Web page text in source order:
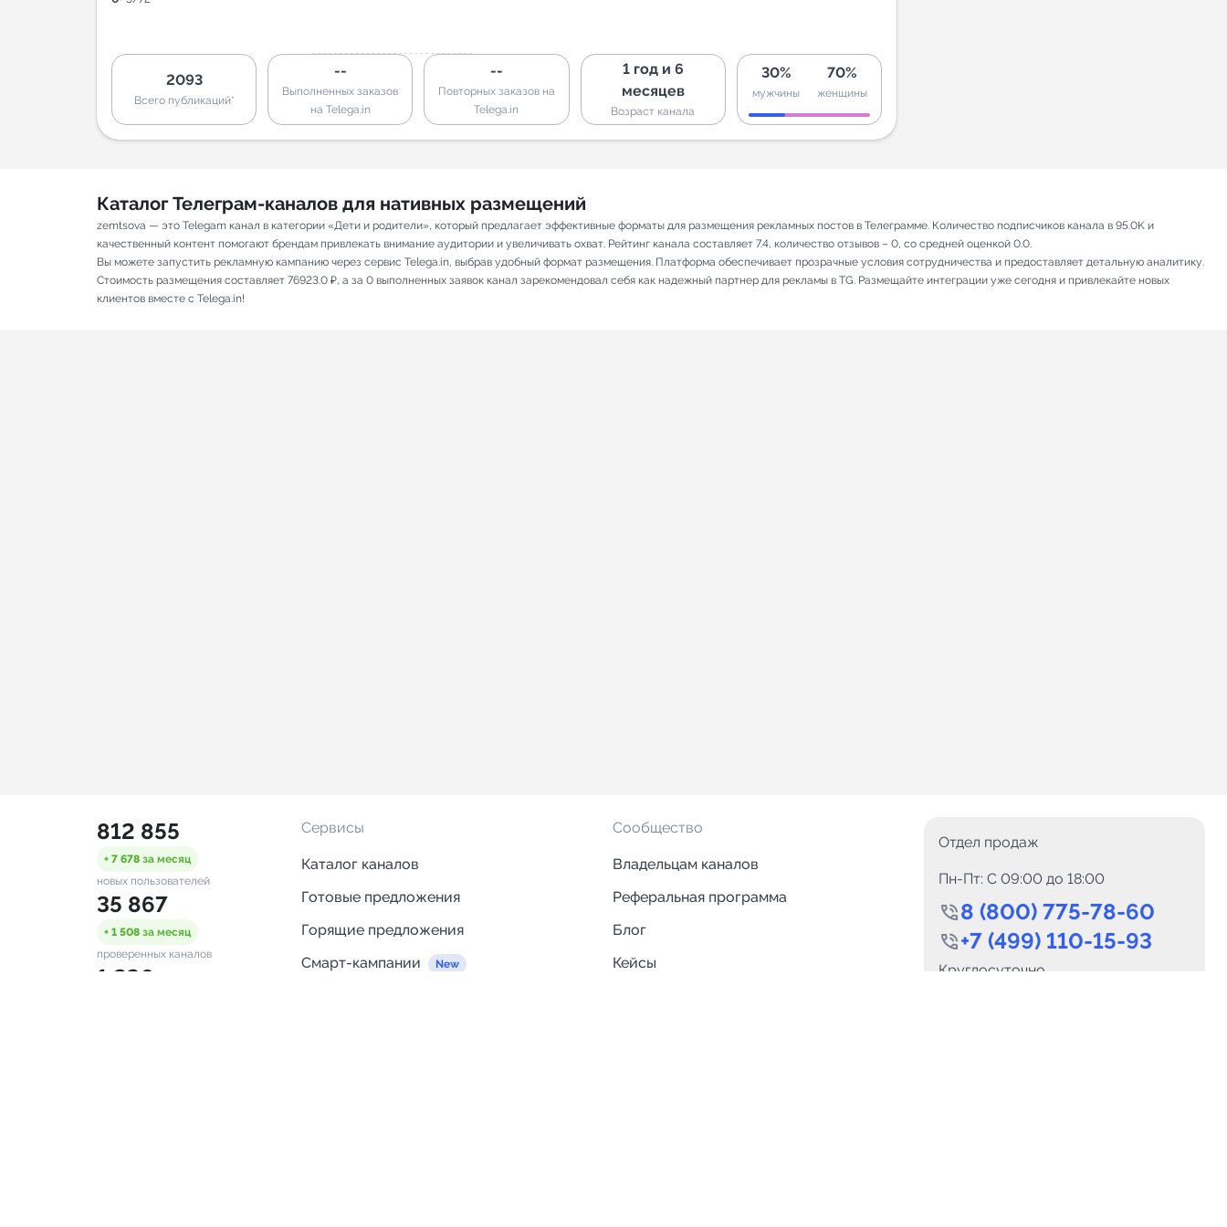
2093
Всего публикаций*
--
Выполненных заказов
на Telega.in
--
Повторных заказов на
Telega.in
1 год и 6
месяцев
Возраст канала
30%
мужчины
70%
женщины
Каталог Телеграм-каналов для нативных размещений
zemtsova — это Telegam канал в категории «Дети и родители», который предлагает эффективные форматы для размещения рекламных постов в Телеграмме. Количество подписчиков канала в 95.0K и
качественный контент помогают брендам привлекать внимание аудитории и увеличивать охват. Рейтинг канала составляет 7.4, количество отзывов – 0, со средней оценкой 0.0.
Вы можете запустить рекламную кампанию через сервис Telega.in, выбрав удобный формат размещения. Платформа обеспечивает прозрачные условия сотрудничества и предоставляет детальную аналитику.
Стоимость размещения составляет 76923.0 ₽, а за 0 выполненных заявок канал зарекомендовал себя как надежный партнер для рекламы в TG. Размещайте интеграции уже сегодня и привлекайте новых
клиентов вместе с Telega.in!
Каналов:
812 855
+ 7 678 за месяц
новых пользователей
35 867
+ 1 508 за месяц
проверенных каналов
1 230
Сервисы
Каталог каналов
Готовые предложения
Горящие предложения
Смарт-кампании
Сообщество
Владельцам каналов
Реферальная программа
Блог
Кейсы
Отдел продаж
Пн-Пт: C 09:00 до 18:00
8 (800) 775-78-60
+7 (499) 110-15-93
Круглосуточно